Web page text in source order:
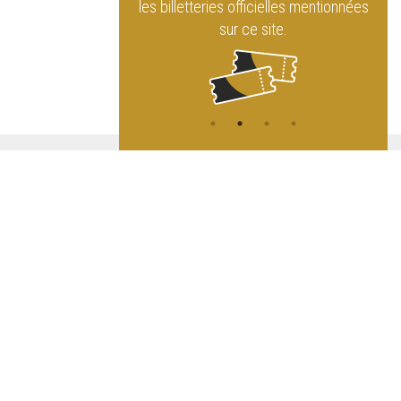
officielles mentionnées
sur les réseaux sociaux !